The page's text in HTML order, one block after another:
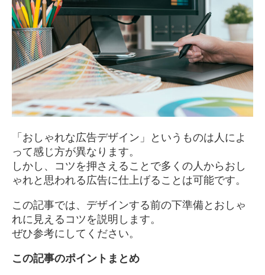
「おしゃれな広告デザイン」というものは人によ
って感じ方が異なります。
しかし、コツを押さえることで多くの人からおし
ゃれと思われる広告に仕上げることは可能です。
この記事では、デザインする前の下準備とおしゃ
れに見えるコツを説明します。
ぜひ参考にしてください。
この記事のポイントまとめ